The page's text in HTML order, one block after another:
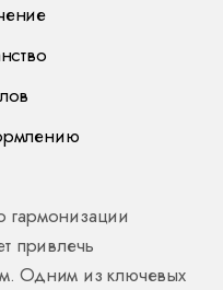
гармонизации
привлечь
Одним из ключевых